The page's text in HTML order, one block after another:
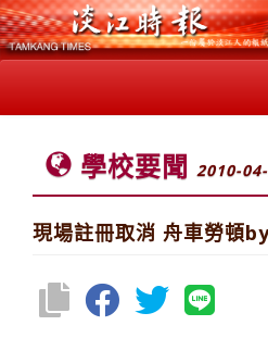
學校要聞 2010-
現場註冊取消 舟車勞頓